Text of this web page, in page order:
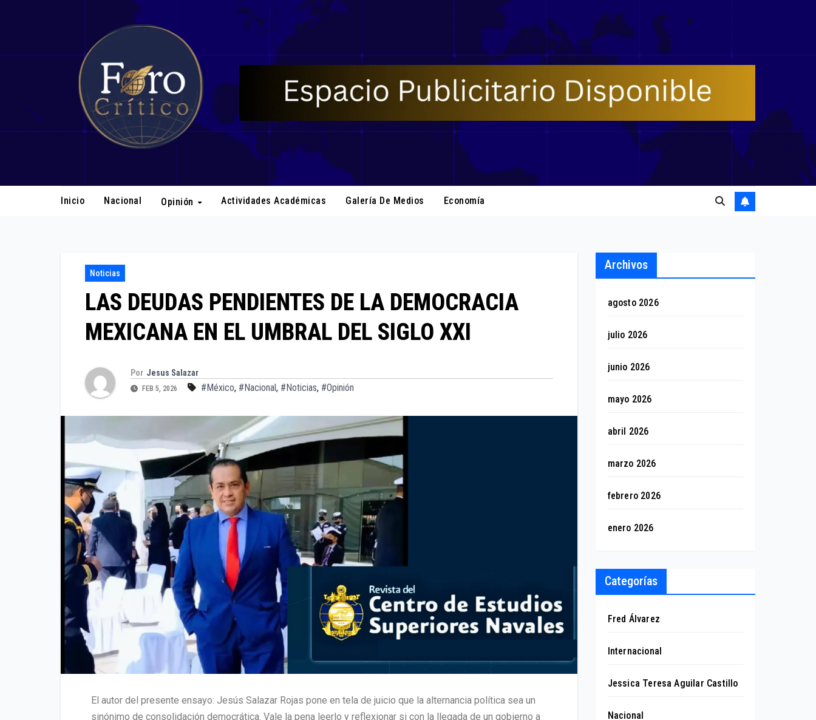
Inicio Nacional Opinión Actividades Académicas Galería De Medios Economía
Noticias
LAS DEUDAS PENDIENTES DE LA DEMOCRACIA
MEXICANA EN EL UMBRAL DEL SIGLO XXI
Por Jesus Salazar
FEB 5, 2026 #México, #Nacional, #Noticias, #Opinión
El autor del presente ensayo: Jesús Salazar Rojas pone en tela de juicio que la alternancia política sea un
sinónimo de consolidación democrática. Vale la pena leerlo y reflexionar si con la llegada de un gobierno a
Archivos
agosto 2026
julio 2026
junio 2026
mayo 2026
abril 2026
marzo 2026
febrero 2026
enero 2026
Categorías
Fred Álvarez
Internacional
Jessica Teresa Aguilar Castillo
Nacional